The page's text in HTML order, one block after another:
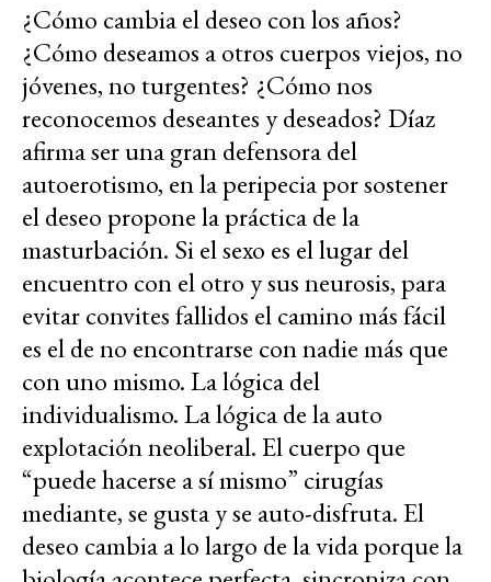
¿Cómo cambia el deseo con los años?
¿Cómo deseamos a otros cuerpos viejos, no
jóvenes, no turgentes? ¿Cómo nos
reconocemos deseantes y deseados? Díaz
afirma ser una gran defensora del
autoerotismo, en la peripecia por sostener
el deseo propone la práctica de la
masturbación. Si el sexo es el lugar del
encuentro con el otro y sus neurosis, para
evitar convites fallidos el camino más fácil
es el de no encontrarse con nadie más que
con uno mismo. La lógica del
individualismo. La lógica de la auto
explotación neoliberal. El cuerpo que
“puede hacerse a sí mismo” cirugías
mediante, se gusta y se auto-disfruta. El
deseo cambia a lo largo de la vida porque la